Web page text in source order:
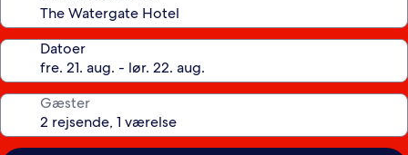
Datoer
Gæster